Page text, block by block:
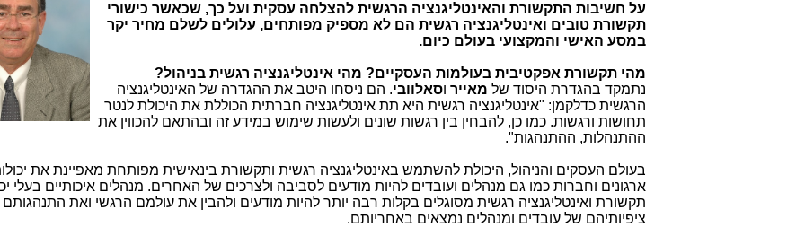
על חשיבות התקשורת והאינטליגנציה הרגשית להצלחה עסקית ועל כך, שכאשר כישורי
תקשורת טובים ואינטליגנציה רגשית הם לא מספיק מפותחים, עלולים לשלם מחיר יקר
במסע האישי והמקצועי בעולם כיום.
מהי תקשורת אפקטיבית בעולמות העסקיים? מהי אינטליגנציה רגשית בניהול?
נתמקד בהגדרת היסוד של מאייר וסאלוובי. הם ניסחו היטב את ההגדרה של האינטליגנציה
הרגשית כדלקמן: "אינטליגנציה רגשית היא תת אינטליגנציה חברתית הכוללת את היכולת לנטר
תחושות ורגשות. כמו כן, להבחין בין רגשות שונים ולעשות שימוש במידע זה ובהתאם להכווין את
ההתנהלות, ההתנהגות".
בעולם העסקים והניהול, היכולת להשתמש באינטליגנציה רגשית ותקשורת בינאישית מפותחת מאפיינת את
ארגונים וחברות כמו גם מנהלים ועובדים להיות מודעים לסביבה ולצרכים של האחרים. מנהלים איכותיים בעלי
תקשורת ואינטליגנציה רגשית מסוגלים בקלות רבה יותר להיות מודעים ולהבין את עולמם הרגשי ואת
ציפיותיהם של עובדים ומנהלים נמצאים באחריותם.